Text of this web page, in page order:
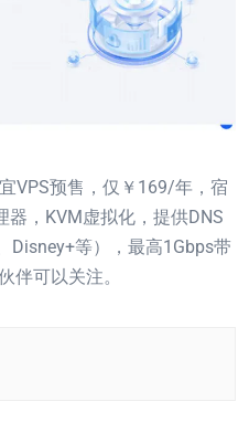
VPS预售，仅￥169/年，宿
器，KVM虚拟化，提供DNS
Disney+等），最高1Gbps带
伴可以关注。